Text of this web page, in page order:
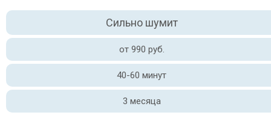
Сильно шумит
от 990 руб.
40-60 минут
3 месяца